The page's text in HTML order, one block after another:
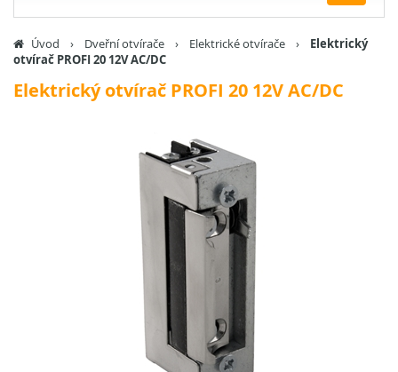
Úvod › Dveřní otvírače › Elektrické otvírače › Elektrický
otvírač PROFI 20 12V AC/DC
Elektrický otvírač PROFI 20 12V AC/DC